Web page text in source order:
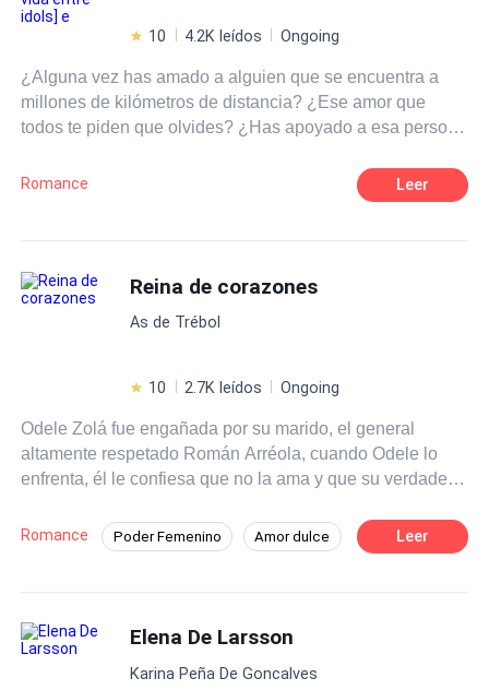
10 4.2K leídos Ongoing
¿Alguna vez has amado a alguien que se encuentra a
millones de kilómetros de distancia? ¿Ese amor que
todos te piden que olvides? ¿Has apoyado a esa persona
a alguien imposible? Pues te diré algo, esa es la rutina
mejor renunciar a todo.
Romance Leer
Reina de corazones
As de Trébol
10 2.7K leídos Ongoing
Odele Zolá fue engañada por su marido, el general
altamente respetado Román Arréola, cuando Odele lo
enfrenta, él le confiesa que no la ama y que su verdadero
discusión, son atacados por miembros de la organización
criminal "La Baraja". Impotente, ve cómo Román salva a
morirá y a Odele se le rompe el corazón una vez más.
Más tarde, Odele despierta en un basurero en otro país,
no sabe cómo llegó a ahí, pero está viva y parece que
Romance Poder Femenino Amor dulce
Desafío a las Expectativas
Leer
Elena De Larsson
Karina Peña De Goncalves